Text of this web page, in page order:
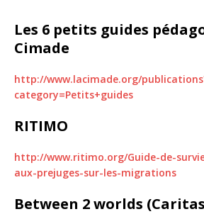
Les 6 petits guides
Cimade
http://www.lacimade.org/
category=Petits+guides
RITIMO
http://www.ritimo.org/Guide-de-
aux-prejuges-sur-les-migrations
Between 2 worlds